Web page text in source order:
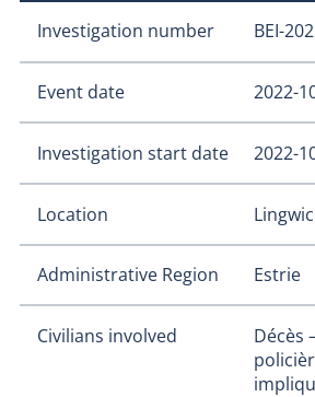
Investigation number BEI-
Event date 2022-
Investigation start date 2022-
Location
Administrative Region Estrie
Civilians involved
Décès